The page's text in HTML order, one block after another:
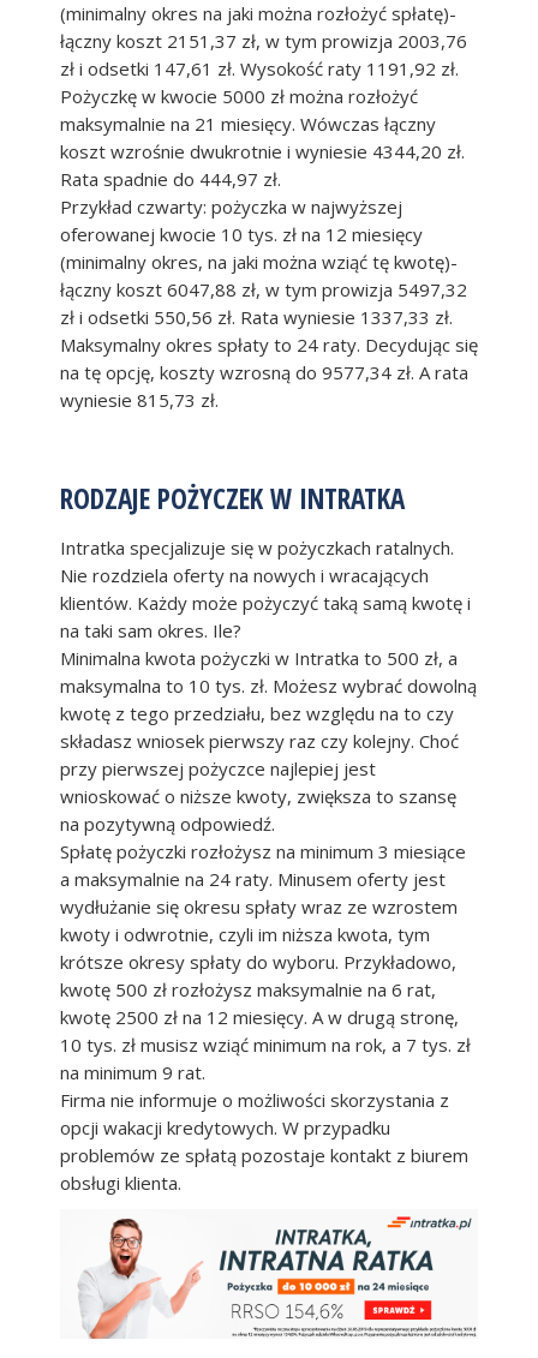
(minimalny okres na jaki można rozłożyć spłatę)-
łączny koszt 2151,37 zł, w tym prowizja 2003,76
zł i odsetki 147,61 zł. Wysokość raty 1191,92 zł.
Pożyczkę w kwocie 5000 zł można rozłożyć
maksymalnie na 21 miesięcy. Wówczas łączny
koszt wzrośnie dwukrotnie i wyniesie 4344,20 zł.
Rata spadnie do 444,97 zł.
Przykład czwarty: pożyczka w najwyższej
oferowanej kwocie 10 tys. zł na 12 miesięcy
(minimalny okres, na jaki można wziąć tę kwotę)-
łączny koszt 6047,88 zł, w tym prowizja 5497,32
zł i odsetki 550,56 zł. Rata wyniesie 1337,33 zł.
Maksymalny okres spłaty to 24 raty. Decydując się
na tę opcję, koszty wzrosną do 9577,34 zł. A rata
wyniesie 815,73 zł.
RODZAJE POŻYCZEK W INTRATKA
Intratka specjalizuje się w pożyczkach ratalnych.
Nie rozdziela oferty na nowych i wracających
klientów. Każdy może pożyczyć taką samą kwotę i
na taki sam okres. Ile?
Minimalna kwota pożyczki w Intratka to 500 zł, a
maksymalna to 10 tys. zł. Możesz wybrać dowolną
kwotę z tego przedziału, bez względu na to czy
składasz wniosek pierwszy raz czy kolejny. Choć
przy pierwszej pożyczce najlepiej jest
wnioskować o niższe kwoty, zwiększa to szansę
na pozytywną odpowiedź.
Spłatę pożyczki rozłożysz na minimum 3 miesiące
a maksymalnie na 24 raty. Minusem oferty jest
wydłużanie się okresu spłaty wraz ze wzrostem
kwoty i odwrotnie, czyli im niższa kwota, tym
krótsze okresy spłaty do wyboru. Przykładowo,
kwotę 500 zł rozłożysz maksymalnie na 6 rat,
kwotę 2500 zł na 12 miesięcy. A w drugą stronę,
10 tys. zł musisz wziąć minimum na rok, a 7 tys. zł
na minimum 9 rat.
Firma nie informuje o możliwości skorzystania z
opcji wakacji kredytowych. W przypadku
problemów ze spłatą pozostaje kontakt z biurem
obsługi klienta.